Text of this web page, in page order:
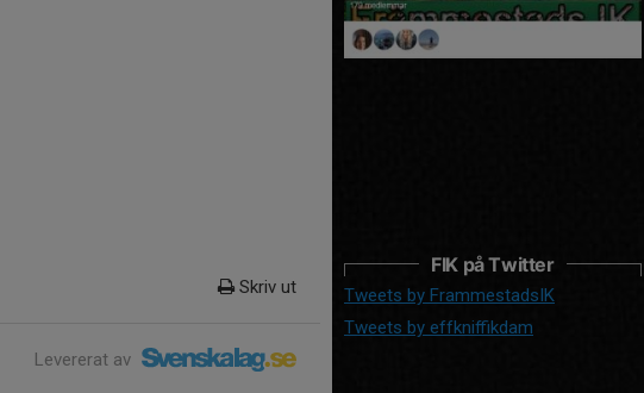
Skriv ut
Levererat av
FIK på Twitter
Tweets by FrammestadsIK
Tweets by effkniffikdam